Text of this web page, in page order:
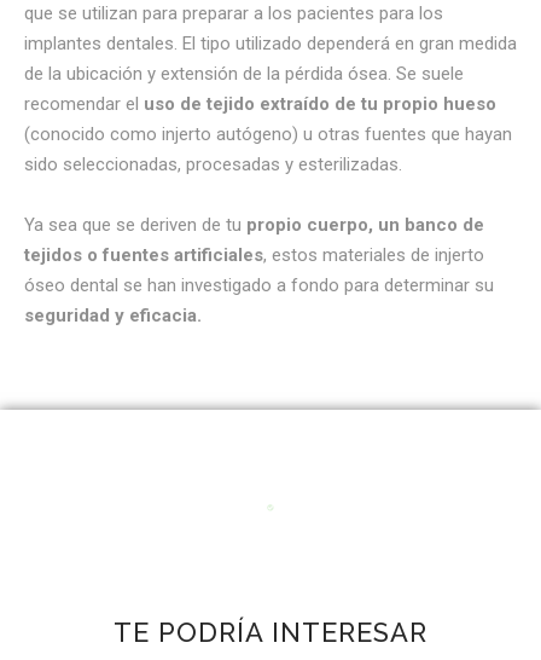
que se utilizan para preparar a los pacientes para los
implantes dentales. El tipo utilizado dependerá en gran medida
de la ubicación y extensión de la pérdida ósea. Se suele
recomendar el uso de tejido extraído de tu propio hueso
(conocido como injerto autógeno) u otras fuentes que hayan
sido seleccionadas, procesadas y esterilizadas.
Ya sea que se deriven de tu propio cuerpo, un banco de
tejidos o fuentes artificiales, estos materiales de injerto
óseo dental se han investigado a fondo para determinar su
seguridad y eficacia.
TE PODRÍA INTERESAR